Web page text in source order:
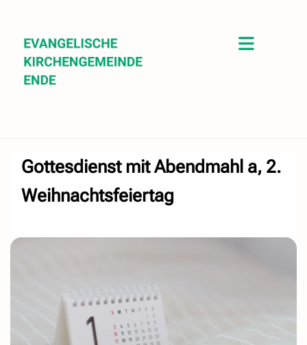
Gottesdienst mit Abendmahl a, 2.
Weihnachtsfeiertag